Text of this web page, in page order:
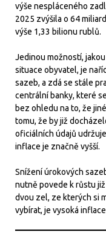
výše nespláceného
2025 zvýšila o 64
výše 1,33 bilionu rublů.
Jedinou možností,
situace obyvatel, je
sazeb, a zdá se stále
centrální banky, které
bez ohledu na to, že
tomu, že by již
oficiálních údajů
inflace je značně vyšší.
Snížení úrokových
nutně povede k růstu
dvou zel, ze kterých si
vybírat, je vysoká